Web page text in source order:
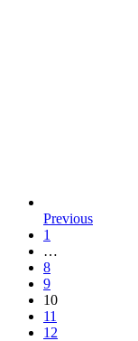
Previous
1
…
8
9
10
11
12